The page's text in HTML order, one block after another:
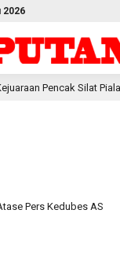
2026
Gubernur PBD 2026,
Pers Kedubes AS